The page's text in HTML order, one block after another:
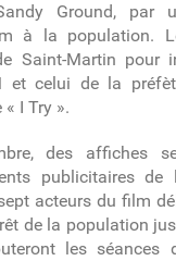
Ground, par
à la population.
Saint-Martin pour
et celui de la
I Try ».
des affiches
publicitaires
acteurs du film
de la population
les